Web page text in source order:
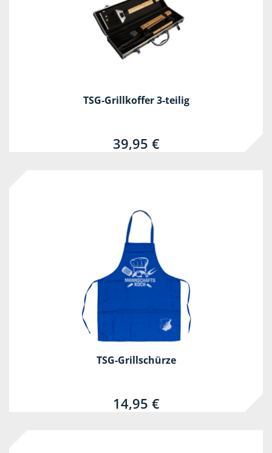
TSG-Grillkoffer 3-teilig
39,95 €
TSG-Grillschürze
14,95 €